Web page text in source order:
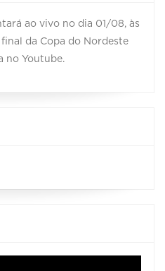
ao vivo no dia 01/08, às
da Copa do Nordeste
no Youtube.